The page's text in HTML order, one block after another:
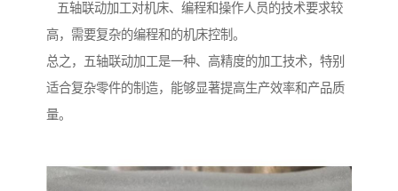
五轴联动加工对机床、编程和操作人员的技术要求较
高，需要复杂的编程和的机床控制。
总之，五轴联动加工是一种、高精度的加工技术，特别
适合复杂零件的制造，能够显著提高生产效率和产品质
量。